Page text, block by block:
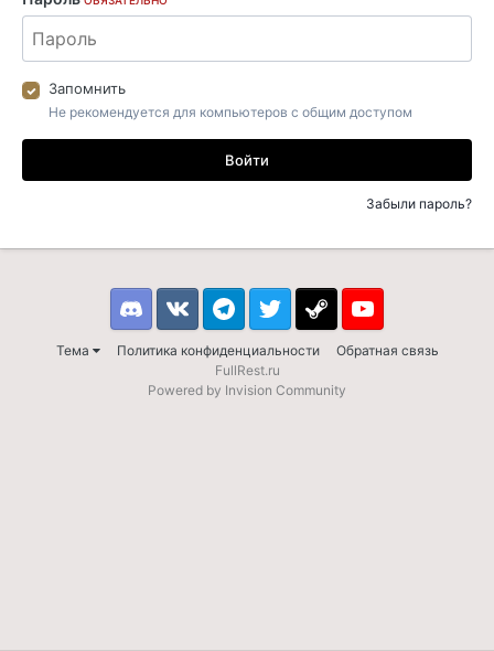
Запомнить
Не рекомендуется для компьютеров с общим доступом
Войти
Забыли пароль?
Тема Политика конфиденциальности Обратная связь
DiscordVK TelegramTwitter Steam Youtube
FullRest.ru
Powered by Invision Community